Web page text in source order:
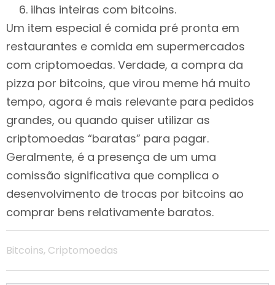
ilhas inteiras com bitcoins.
Um item especial é comida pré pronta em
restaurantes e comida em supermercados
com criptomoedas. Verdade, a compra da
pizza por bitcoins, que virou meme há muito
tempo, agora é mais relevante para pedidos
grandes, ou quando quiser utilizar as
criptomoedas “baratas” para pagar.
Geralmente, é a presença de um uma
comissão significativa que complica o
desenvolvimento de trocas por bitcoins ao
comprar bens relativamente baratos.
Bitcoins, Criptomoedas